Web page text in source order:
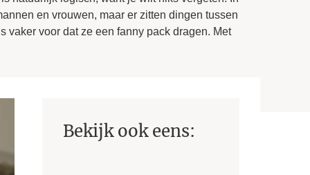
en vrouwen, maar er zitten dingen tussen
vaker voor dat ze een fanny pack dragen. Met
Bekijk ook eens: